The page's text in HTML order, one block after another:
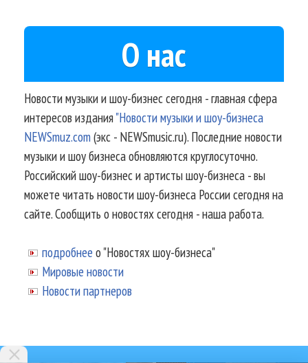
О нас
Новости музыки и шоу-бизнес сегодня - главная сфера
интересов издания"Новости музыки и шоу-бизнеса
NEWSmuz.com(экс - NEWSmusic.ru). Последние новости
музыки и шоу бизнеса обновляются круглосуточно.
Российский шоу-бизнес и артисты шоу-бизнеса - вы
можете читать новости шоу-бизнеса России сегодня на
сайте. Сообщить о новостях сегодня - наша работа.
подробнее о "Новостях шоу-бизнеса"
Мировые новости
Новости партнеров